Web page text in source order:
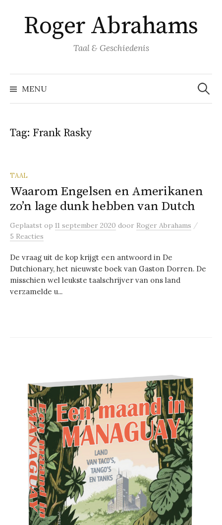
inhoud
springen
Roger Abrahams
Taal & Geschiedenis
MENU
Zoeken
naar:
Tag: Frank Rasky
TAAL
Waarom Engelsen en Amerikanen
zo’n lage dunk hebben van Dutch
Geplaatst op 11 september 2020 door Roger Abrahams /
5 Reacties
De vraag uit de kop krijgt een antwoord in De
Dutchionary, het nieuwste boek van Gaston Dorren. De
misschien wel leukste taalschrijver van ons land
verzamelde u...